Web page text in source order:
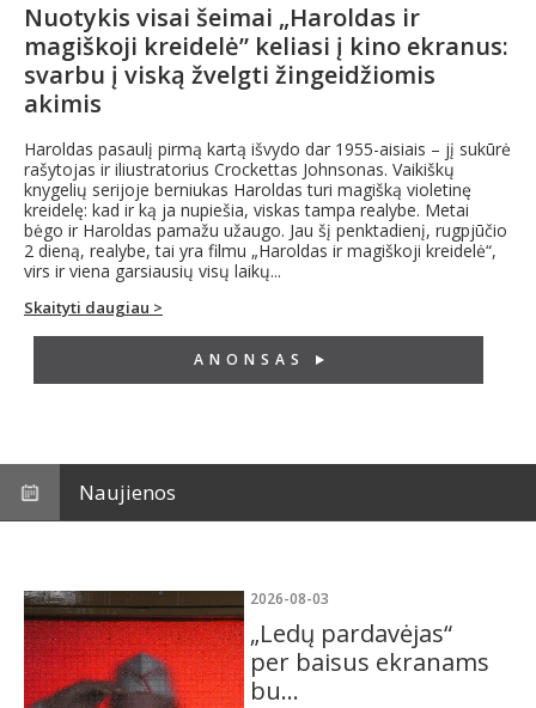
ANONSAS
Nuotykis visai šeimai „Haroldas ir
magiškoji kreidelė” keliasi į kino ekranus:
svarbu į viską žvelgti žingeidžiomis
akimis
Haroldas pasaulį pirmą kartą išvydo dar 1955-aisiais – jį sukūrė
rašytojas ir iliustratorius Crockettas Johnsonas. Vaikiškų
knygelių serijoje berniukas Haroldas turi magišką violetinę
kreidelę: kad ir ką ja nupiešia, viskas tampa realybe. Metai
bėgo ir Haroldas pamažu užaugo. Jau šį penktadienį, rugpjūčio
2 dieną, realybe, tai yra filmu „Haroldas ir magiškoji kreidelė“,
virs ir viena garsiausių visų laikų...
Skaityti daugiau >
Naujienos
2026-08-03
„Ledų pardavėjas“
per baisus ekranams
bu...